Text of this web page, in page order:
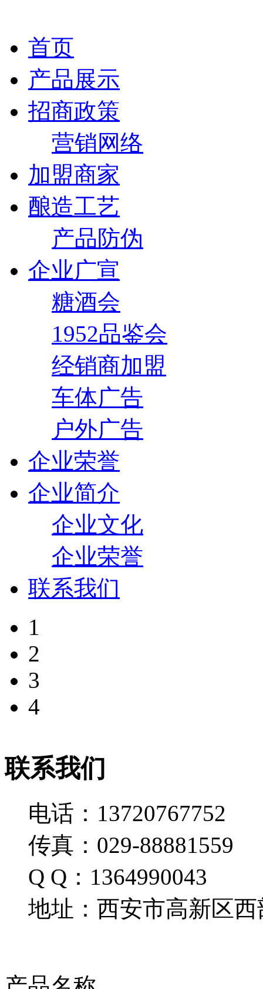
首页
产品展示
招商政策
营销网络
加盟商家
酿造工艺
产品防伪
企业广宣
糖酒会
1952品鉴会
经销商加盟
车体广告
户外广告
企业荣誉
企业简介
企业文化
企业荣誉
联系我们
1
2
3
4
联系我们
电话：13720767752
传真：029-88881559
Q Q：1364990043
地址：西安市高新区西